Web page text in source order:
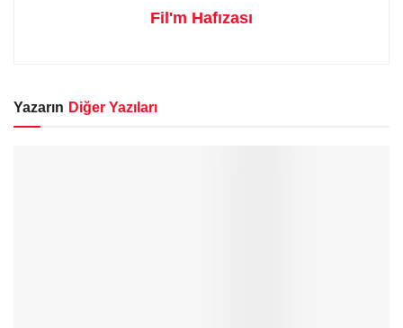
Fil'm Hafızası
Yazarın Diğer Yazıları